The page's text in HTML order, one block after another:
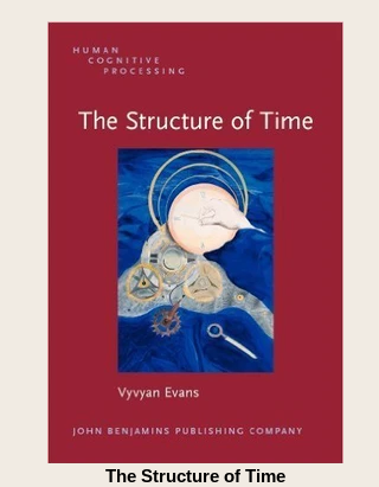
The Structure of Time